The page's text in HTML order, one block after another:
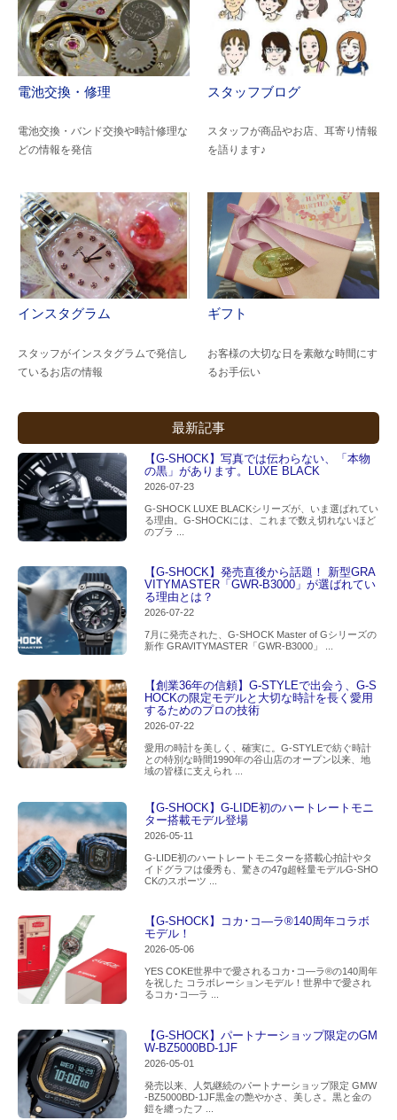
電池交換・修理
電池交換・バンド交換や時計修理な
どの情報を発信
スタッフブログ
スタッフが商品やお店、耳寄り情報
を語ります♪
インスタグラム
スタッフがインスタグラムで発信し
ているお店の情報
ギフト
お客様の大切な日を素敵な時間にす
るお手伝い
最新記事
【G-SHOCK】写真では伝わらない、「本物
の黒」があります。LUXE BLACK
2026-07-23
G-SHOCK LUXE BLACKシリーズが、いま選ばれてい
る理由。G-SHOCKには、これまで数え切れないほど
のブラ ...
【G-SHOCK】発売直後から話題！ 新型GRA
VITYMASTER「GWR-B3000」が選ばれてい
る理由とは？
2026-07-22
7月に発売された、G-SHOCK Master of Gシリーズの
新作 GRAVITYMASTER「GWR-B3000」 ...
【創業36年の信頼】G-STYLEで出会う、G-S
HOCKの限定モデルと大切な時計を長く愛用
するためのプロの技術
2026-07-22
愛用の時計を美しく、確実に。G-STYLEで紡ぐ時計
との特別な時間1990年の谷山店のオープン以来、地
域の皆様に支えられ ...
【G-SHOCK】G-LIDE初のハートレートモニ
ター搭載モデル登場
2026-05-11
G-LIDE初のハートレートモニターを搭載心拍計やタ
イドグラフは優秀も、驚きの47g超軽量モデルG-SHO
CKのスポーツ ...
【G-SHOCK】コカ･コ―ラ®140周年コラボ
モデル！
2026-05-06
YES COKE世界中で愛されるコカ･コ―ラ®の140周年
を祝した コラボレーションモデル！世界中で愛され
るコカ･コ―ラ ...
【G-SHOCK】パートナーショップ限定のGM
W-BZ5000BD-1JF
2026-05-01
発売以来、人気継続のパートナーショップ限定 GMW
-BZ5000BD-1JF黒金の艶やかさ、美しさ。黒と金の
鎧を纏ったフ ...